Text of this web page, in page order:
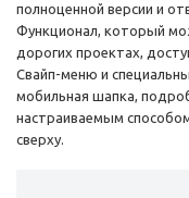
полноценной версии и
Функционал, который
дорогих проектах,
Свайп-меню и
мобильная шапка,
настраиваемым
сверху.